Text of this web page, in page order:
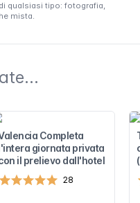
qualsiasi tipo: fotografia,
mista.
Completa
giornata privata
il prelievo dall'hotel
28